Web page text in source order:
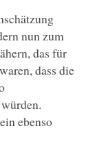
nun zum
das für
dass die
ebenso